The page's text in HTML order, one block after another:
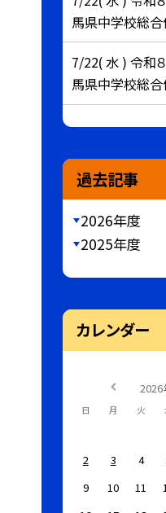
馬県中学校総
7/22( 水 ) 令和
馬県中学校総
過去記事
2026年度
2025年度
カレンダー
2026
日 月 火
2
3 4
9
10 11